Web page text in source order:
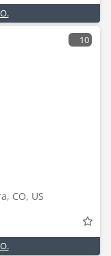
10
CO, US